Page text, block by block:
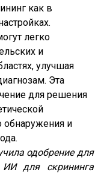
как в
легко
и
улучшая
Эта
для решения
обнаружения и
одобрение для
ИИ для скрининга